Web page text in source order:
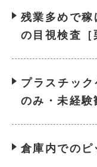
残業多めで
の目視検査［
プラスチッ
のみ・未経験
倉庫内でのピ